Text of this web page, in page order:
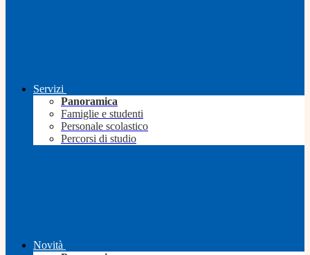
Servizi
Panoramica
Famiglie e studenti
Personale scolastico
Percorsi di studio
Novità